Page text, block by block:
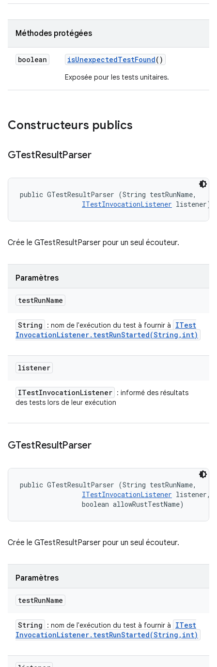
Méthodes protégées
boolean isUnexpectedTestFound()
Exposée pour les tests unitaires.
Constructeurs publics
GTestResultParser
public GTestResultParser (String testRunName,
ITestInvocationListener listener)
Crée le GTestResultParser pour un seul écouteur.
Paramètres
testRunName
String : nom de l'exécution du test à fournir à
ITest
InvocationListener. testRunStarted(String , int)
listener
ITestInvocationListener : informé des résultats
des tests lors de leur exécution
GTestResultParser
public GTestResultParser (String testRunName,
ITestInvocationListener listener,
                boolean allowRustTestName)
Crée le GTestResultParser pour un seul écouteur.
Paramètres
testRunName
String : nom de l'exécution du test à fournir à
ITest
InvocationListener. testRunStarted(String , int)